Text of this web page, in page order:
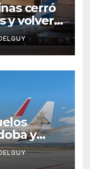
cerró
y volverá
las
y